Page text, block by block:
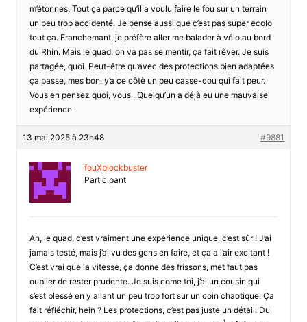
m’étonnes. Tout ça parce qu’il a voulu faire le fou sur un terrain
un peu trop accidenté. Je pense aussi que c’est pas super ecolo
tout ça. Franchemant, je préfère aller me balader à vélo au bord
du Rhin. Mais le quad, on va pas se mentir, ça fait rêver. Je suis
partagée, quoi. Peut-être qu’avec des protections bien adaptées
ça passe, mes bon. y’a ce côtè un peu casse-cou qui fait peur.
Vous en pensez quoi, vous . Quelqu’un a déjà eu une mauvaise
expérience .
13 mai 2025 à 23h48 #9881
fouXblockbuster
Participant
Ah, le quad, c’est vraiment une expérience unique, c’est sûr ! J’ai
jamais testé, mais j’ai vu des gens en faire, et ça a l’air excitant !
C’est vrai que la vitesse, ça donne des frissons, met faut pas
oublier de rester prudente. Je suis come toi, j’ai un cousin qui
s’est blessé en y allant un peu trop fort sur un coin chaotique. Ça
fait réfléchir, hein ? Les protections, c’est pas juste un détail. Du